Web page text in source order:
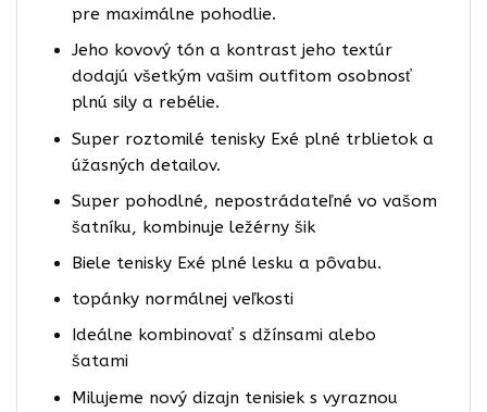
pre maximálne pohodlie.
Jeho kovový tón a kontrast jeho textúr
dodajú všetkým vašim outfitom osobnosť
plnú sily a rebélie.
Super roztomilé tenisky Exé plné trblietok a
úžasných detailov.
Super pohodlné, nepostrádateľné vo vašom
šatníku, kombinuje ležérny šik
Biele tenisky Exé plné lesku a pôvabu.
topánky normálnej veľkosti
Ideálne kombinovať s džínsami alebo
šatami
Milujeme nový dizajn tenisiek s vyraznou